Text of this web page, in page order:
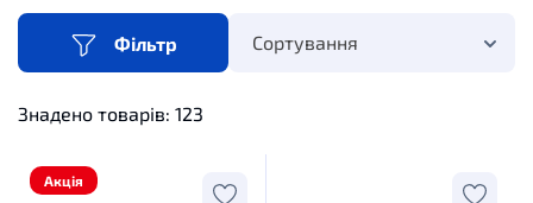
Фільтр Сортування
Знадено товарів: 123
Акція